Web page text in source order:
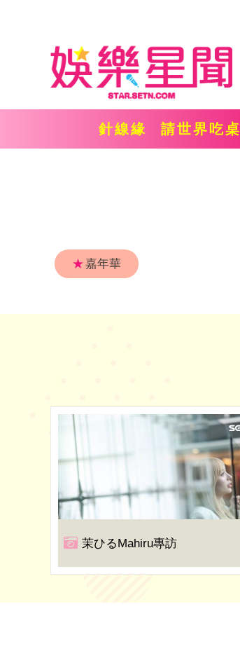
針線緣 請世界吃桌
★嘉年華
茉ひるMahiru專訪